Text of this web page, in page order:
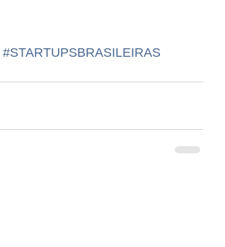
#STARTUPSBRASILEIRAS